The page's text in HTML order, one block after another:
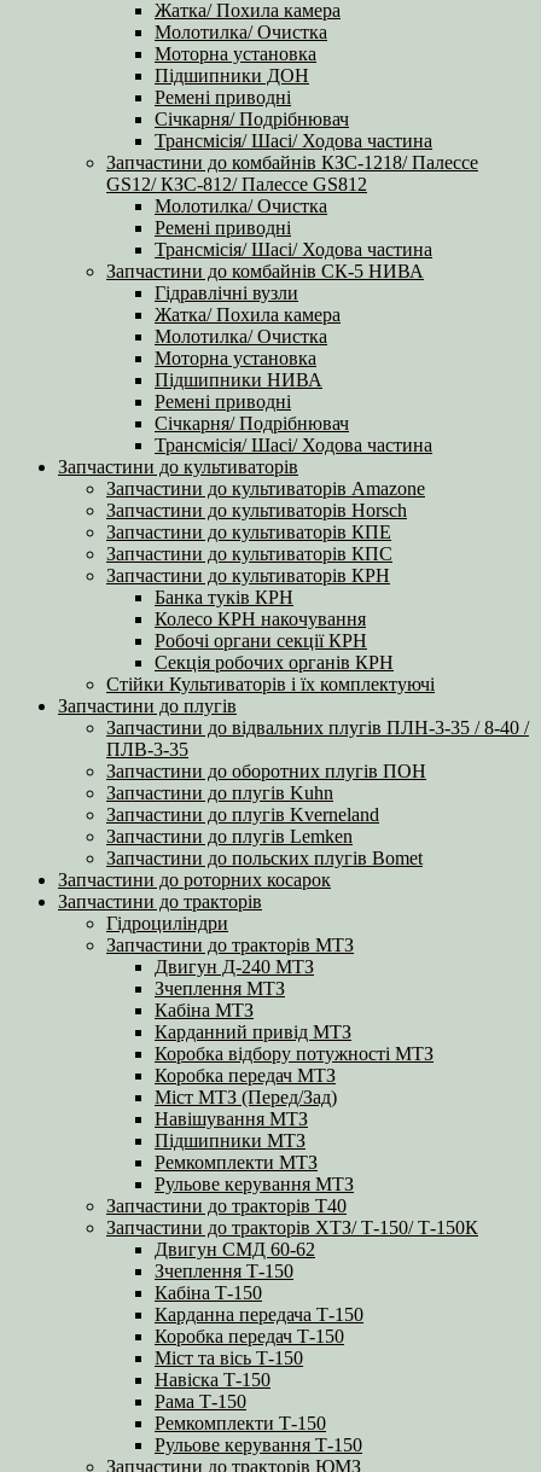
Жатка/ Похила камера
Молотилка/ Очистка
Моторна установка
Підшипники ДОН
Ремені приводні
Січкарня/ Подрібнювач
Трансмісія/ Шасі/ Ходова частина
Запчастини до комбайнів КЗС-1218/ Палессе
GS12/ КЗС-812/ Палессе GS812
Молотилка/ Очистка
Ремені приводні
Трансмісія/ Шасі/ Ходова частина
Запчастини до комбайнів СК-5 НИВА
Гідравлічні вузли
Жатка/ Похила камера
Молотилка/ Очистка
Моторна установка
Підшипники НИВА
Ремені приводні
Січкарня/ Подрібнювач
Трансмісія/ Шасі/ Ходова частина
Запчастини до культиваторів
Запчастини до культиваторів Amazone
Запчастини до культиваторів Horsch
Запчастини до культиваторів КПЕ
Запчастини до культиваторів КПС
Запчастини до культиваторів КРН
Банка туків КРН
Колесо КРН накочування
Робочі органи секції КРН
Секція робочих органів КРН
Стійки Культиваторів і їх комплектуючі
Запчастини до плугів
Запчастини до відвальних плугів ПЛН-3-35 / 8-40 /
ПЛВ-3-35
Запчастини до оборотних плугів ПОН
Запчастини до плугів Kuhn
Запчастини до плугів Kverneland
Запчастини до плугів Lemken
Запчастини до польских плугів Bomet
Запчастини до роторних косарок
Запчастини до тракторів
Гідроциліндри
Запчастини до тракторів МТЗ
Двигун Д-240 МТЗ
Зчеплення МТЗ
Кабіна МТЗ
Карданний привід МТЗ
Коробка відбору потужності МТЗ
Коробка передач МТЗ
Міст МТЗ (Перед/Зад)
Навішування МТЗ
Підшипники МТЗ
Ремкомплекти МТЗ
Рульове керування МТЗ
Запчастини до тракторів Т40
Запчастини до тракторів ХТЗ/ Т-150/ Т-150К
Двигун СМД 60-62
Зчеплення Т-150
Кабіна Т-150
Карданна передача Т-150
Коробка передач Т-150
Міст та вісь Т-150
Навіска Т-150
Рама Т-150
Ремкомплекти Т-150
Рульове керування Т-150
Запчастини до тракторів ЮМЗ